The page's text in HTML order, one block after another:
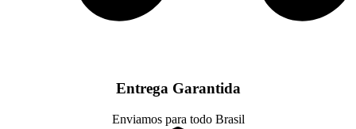
Entrega Garantida
Enviamos para todo Brasil